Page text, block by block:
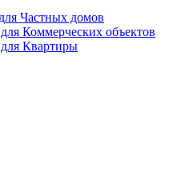
Частных домов
Коммерческих объектов
Квартиры